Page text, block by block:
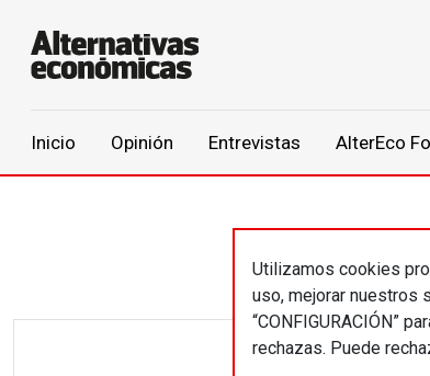
Inicio Opinión Entrevistas AlterEco
Utilizamos cookies
uso, mejorar nuestros
“CONFIGURACIÓN”
rechazas. Puede